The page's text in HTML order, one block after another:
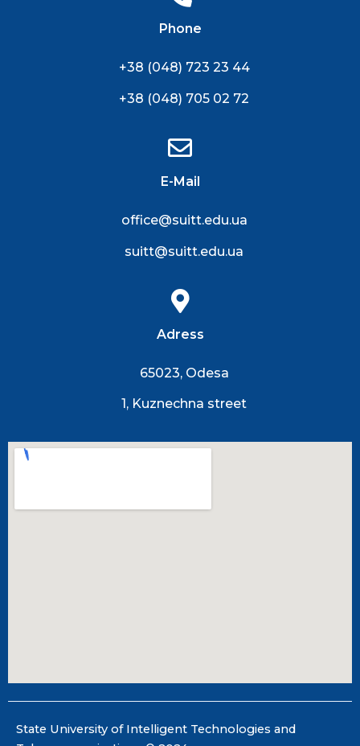
Phone
+38 (048) 723 23 44
+38 (048) 705 02 72
E-Mail
office@suitt.edu.ua
suitt@suitt.edu.ua
Adress
65023, Odesa
1, Kuznechna street
State University of Intelligent Technologies and